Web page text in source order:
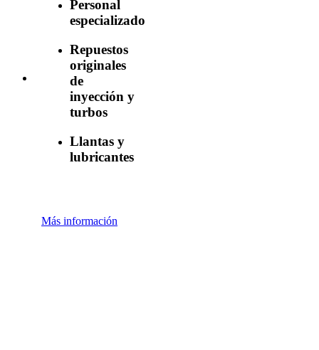
Personal
especializado
Repuestos
originales
de
inyección y
turbos
Llantas y
lubricantes
Más información